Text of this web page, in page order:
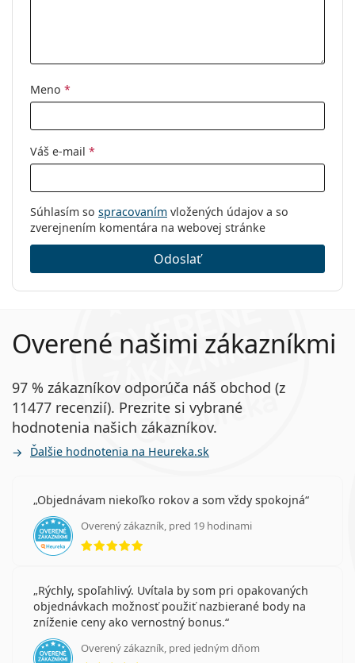
Značka:
Gucci
Kód:
GG0025O 002 56
Meno *
Váš e-mail *
Súhlasím so spracovaním vložených údajov a so
zverejnením komentára na webovej stránke
Odoslať
Overené našimi zákazníkmi
97 % zákazníkov odporúča náš obchod (z
11477 recenzií). Prezrite si vybrané
hodnotenia našich zákazníkov.
Ďalšie hodnotenia na Heureka.sk
Objednávam niekoľko rokov a som vždy spokojná
Overený zákazník, pred 19 hodinami
hodnotenie 5 z 5
Rýchly, spoľahlivý. Uvítala by som pri opakovaných
objednávkach možnosť použiť nazbierané body na
zníženie ceny ako vernostný bonus.
Overený zákazník, pred jedným dňom
hodnotenie 5 z 5